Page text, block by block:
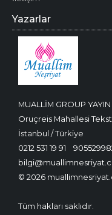
MUALLİM GROUP YAYIN
Oruçreis Mahallesi
İstanbul / Türkiye
0212 531 19 91
© 2026
Tüm hakları saklıdır.
Yazarlar